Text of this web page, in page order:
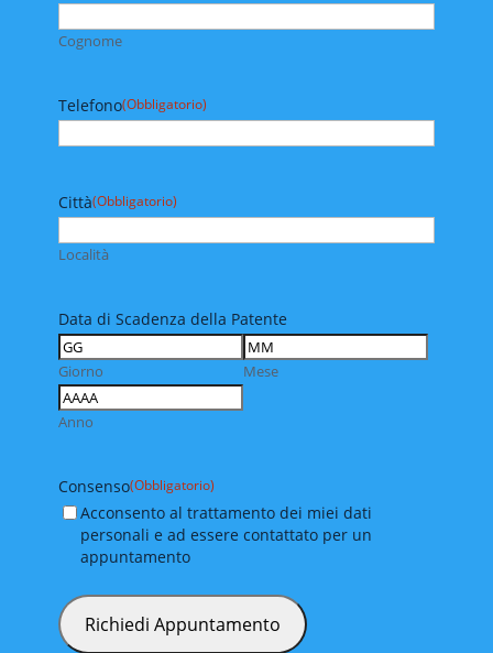
Cognome
Telefono(Obbligatorio)
Città(Obbligatorio)
Località
Data di Scadenza della Patente
Giorno Mese
Anno
Consenso(Obbligatorio)
Acconsento al trattamento dei miei dati
personali e ad essere contattato per un
appuntamento